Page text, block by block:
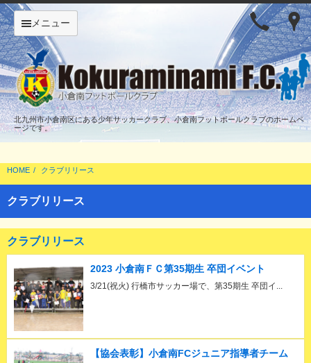
メニュー
北九州市小倉南区にある少年サッカークラブ、小倉南フットボールクラブのホームペ
ージです。
HOME クラブリリース
クラブリリース
クラブリリース
2023 小倉南ＦＣ第35期生 卒団イベント
3/21(祝火) 行橋市サッカー場で、第35期生 卒団イ...
【協会表彰】小倉南FCジュニア指導者チーム